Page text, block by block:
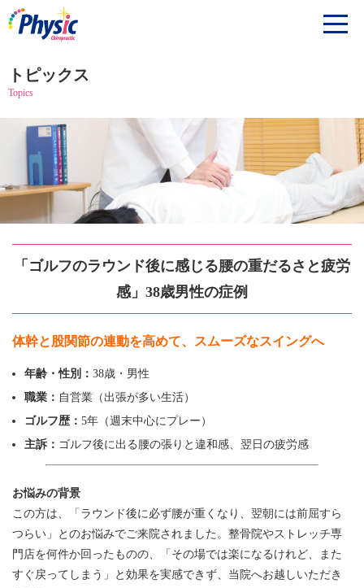
トピックス
Topics
「ゴルフのラウンド後に感じる腰の重だるさと疲労
感」38歳男性の症例
体幹と股関節の連動を高めて、スムーズなスイングへ
年齢・性別： 38歳・男性
職業： 自営業（出張が多い生活）
ゴルフ歴： 5年（週末中心にプレー）
主訴： ゴルフ後に出る腰の張りと違和感、翌日の疲労感
お悩みの背景
この方は、「ラウンド後に必ず腰が重くなり、翌朝には前屈すら
つらい」とのお悩みでご来院されました。整骨院やストレッチ専
門店を何件か回ったものの、「その場では楽になるけれど、また
すぐ戻ってしまう」と効果を実感できず、当院へお越しいただき